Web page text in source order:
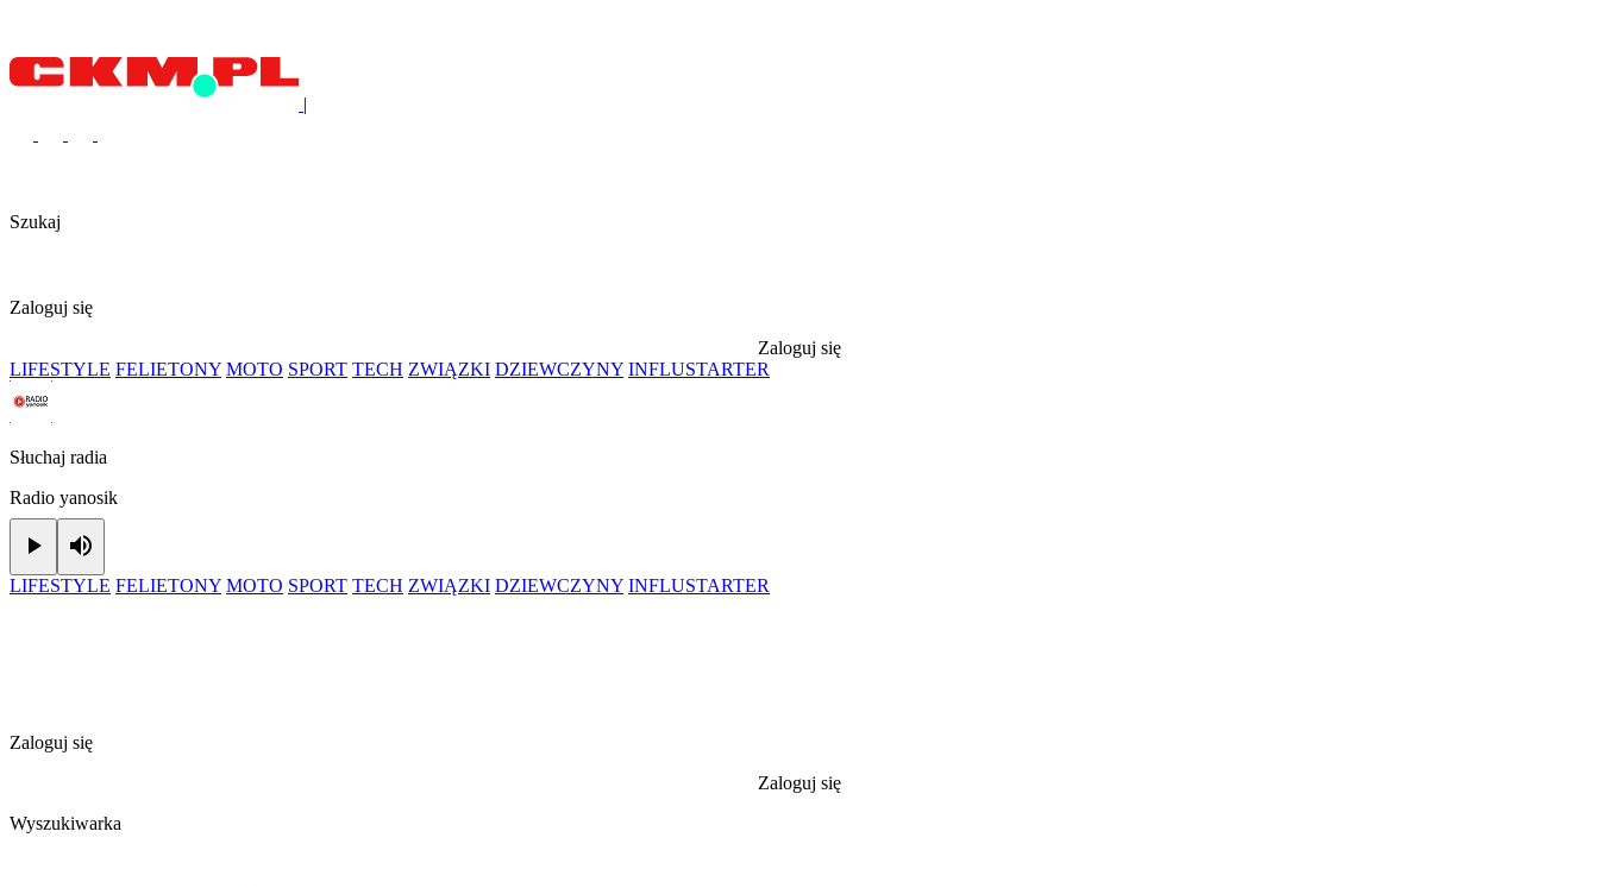
|
Szukaj
Zaloguj się
Zaloguj się
LIFESTYLE FELIETONY MOTO SPORT TECH ZWIĄZKI DZIEWCZYNY INFLUSTARTER
Słuchaj radia
Radio yanosik
Play
LIFESTYLE FELIETONY MOTO SPORT TECH ZWIĄZKI DZIEWCZYNY INFLUSTARTER
Zaloguj się
Zaloguj się
Wyszukiwarka